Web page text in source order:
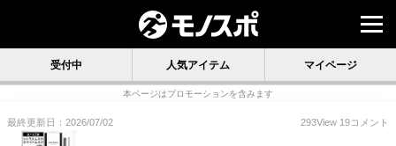
受付中 人気アイテム マイページ
本ページはプロモーションを含みます
最終更新日：2026/07/02 293View 19コメント